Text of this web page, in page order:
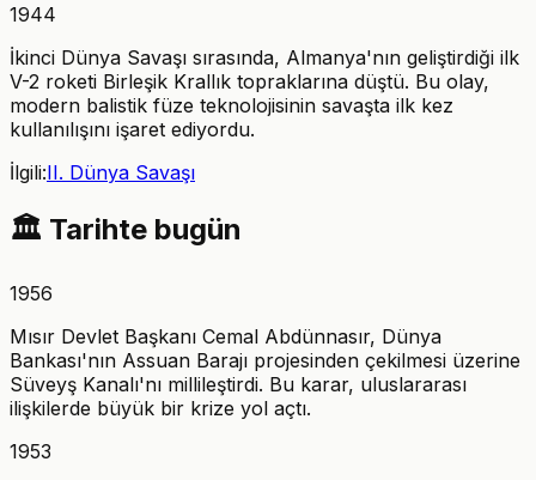
1944
İkinci Dünya Savaşı sırasında, Almanya'nın geliştirdiği ilk
V-2 roketi Birleşik Krallık topraklarına düştü. Bu olay,
modern balistik füze teknolojisinin savaşta ilk kez
kullanılışını işaret ediyordu.
İlgili:II. Dünya Savaşı
🏛️ Tarihte bugün
1956
Mısır Devlet Başkanı Cemal Abdünnasır, Dünya
Bankası'nın Assuan Barajı projesinden çekilmesi üzerine
Süveyş Kanalı'nı millileştirdi. Bu karar, uluslararası
ilişkilerde büyük bir krize yol açtı.
1953